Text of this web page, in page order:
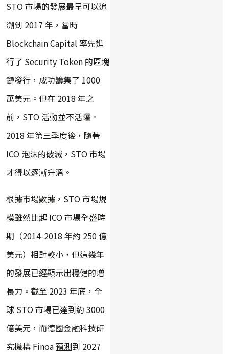
STO 市場的發展最早可以追
溯到 2017 年，當時
Blockchain Capital 率先進
行了 Security Token 的區塊
鏈發行，成功籌集了 1000
萬美元。但在 2018 年之
前，STO 活動並不活躍。
2018 年第三季度後，隨著
ICO 泡沫的破滅，STO 市場
才得以逐漸升溫。
根據市場數據，STO 市場規
模雖然比起 ICO 市場全盛時
期（2014-2018 年約 250 億
美元）相對較小，但這幾年
的發展已經顯示出穩健的增
長力。截至 2023 年底，全
球 STO 市場已達到約 3000
億美元，而德國金融科技研
究機構 Finoa預測到 2027